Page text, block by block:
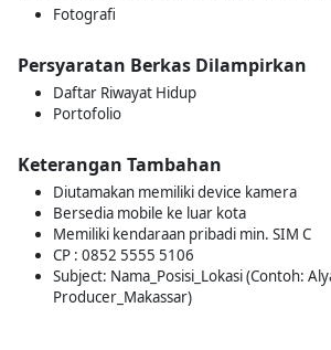
Fotografi
Persyaratan Berkas Dilampirkan
Daftar Riwayat Hidup
Portofolio
Keterangan Tambahan
Diutamakan memiliki device kamera
Bersedia mobile ke luar kota
Memiliki kendaraan pribadi min. SIM C
CP : 0852 5555 5106
Subject: Nama_Posisi_Lokasi (Contoh:
Producer_Makassar)